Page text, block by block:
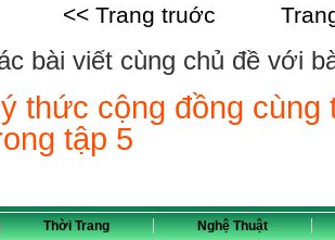
<< Trang truớc
bài viết cùng chủ đề với
thức cộng đồng cùng
tập 5
Thời Trang Nghệ Thuật